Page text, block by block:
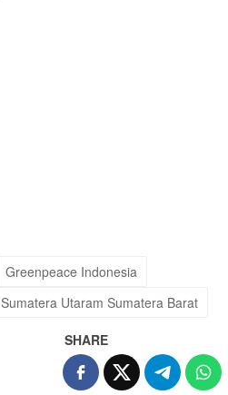
Greenpeace Indonesia
Sumatera Utaram Sumatera Barat
SHARE